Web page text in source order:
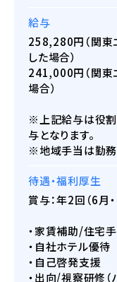
給与
258,280円（関東
した場合）
241,000円（関東
場合）
※上記給与は役
与となります。
※地域手当は勤務
待遇・福利厚生
賞与：年2回（6月
・家賃補助/住宅
・自社ホテル優待
・自己啓発支援
・出向/視察研修